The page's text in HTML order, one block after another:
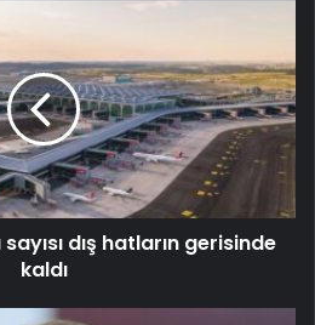
dış hatların gerisinde
kaldı